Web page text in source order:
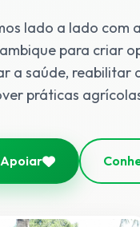
lado a lado com
para criar
a saúde, reabilitar
práticas